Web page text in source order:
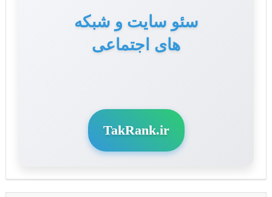
سئو سایت و شبکه
های اجتماعی
TakRank.ir